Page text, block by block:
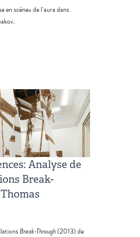
en scène» de l’aura dans
Analyse de
Break-
Break-Through(2013) de